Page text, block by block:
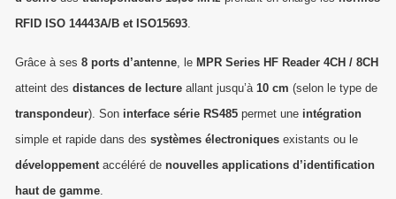
RFID ISO 14443A/B et ISO15693.
Grâce à ses 8 ports d’antenne, le MPR Series HF Reader 4CH / 8CH
atteint des distances de lecture allant jusqu’à 10 cm (selon le type de
transpondeur). Son interface série RS485 permet une intégration
simple et rapide dans des systèmes électroniques existants ou le
développementaccéléré de nouvelles applications d’identification
haut de gamme.